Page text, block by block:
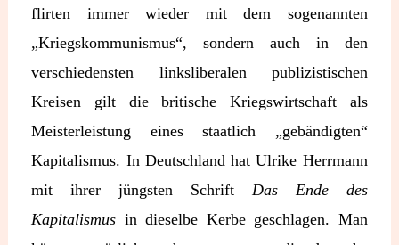
flirten immer wieder mit dem sogenannten
„Kriegskommunismus“, sondern auch in den
verschiedensten linksliberalen publizistischen
Kreisen gilt die britische Kriegswirtschaft als
Meisterleistung eines staatlich „gebändigten“
Kapitalismus. In Deutschland hat Ulrike Herrmann
mit ihrer jüngsten Schrift Das Ende des
Kapitalismus in dieselbe Kerbe geschlagen. Man